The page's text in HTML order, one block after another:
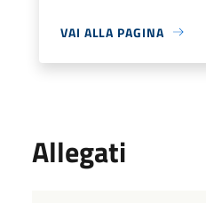
VAI ALLA PAGINA
Allegati